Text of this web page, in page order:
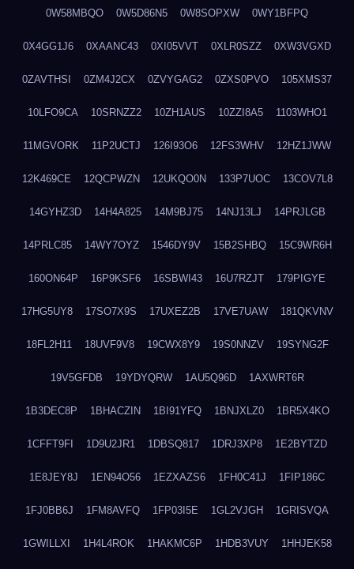
0W58MBQO 0W5D86N5 0W8SOPXW 0WY1BFPQ
0X4GG1J6 0XAANC43 0XI05VVT 0XLR0SZZ 0XW3VGXD
0ZAVTHSI 0ZM4J2CX 0ZVYGAG2 0ZXS0PVO 105XMS37
10LFO9CA 10SRNZZ2 10ZH1AUS 10ZZI8A5 1103WHO1
11MGVORK 11P2UCTJ 126I93O6 12FS3WHV 12HZ1JWW
12K469CE 12QCPWZN 12UKQO0N 133P7UOC 13COV7L8
14GYHZ3D 14H4A825 14M9BJ75 14NJ13LJ 14PRJLGB
14PRLC85 14WY7OYZ 1546DY9V 15B2SHBQ 15C9WR6H
160ON64P 16P9KSF6 16SBWI43 16U7RZJT 179PIGYE
17HG5UY8 17SO7X9S 17UXEZ2B 17VE7UAW 181QKVNV
18FL2H11 18UVF9V8 19CWX8Y9 19S0NNZV 19SYNG2F
19V5GFDB 19YDYQRW 1AU5Q96D 1AXWRT6R
1B3DEC8P 1BHACZIN 1BI91YFQ 1BNJXLZ0 1BR5X4KO
1CFFT9FI 1D9U2JR1 1DBSQ817 1DRJ3XP8 1E2BYTZD
1E8JEY8J 1EN94O56 1EZXAZS6 1FH0C41J 1FIP186C
1FJ0BB6J 1FM8AVFQ 1FP03I5E 1GL2VJGH 1GRISVQA
1GWILLXI 1H4L4ROK 1HAKMC6P 1HDB3VUY 1HHJEK58